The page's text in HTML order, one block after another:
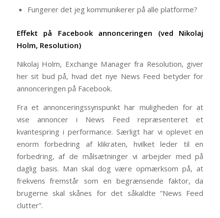
Fungerer det jeg kommunikerer på alle platforme?
Effekt på Facebook annonceringen (ved Nikolaj
Holm, Resolution)
Nikolaj Holm, Exchange Manager fra Resolution, giver
her sit bud på, hvad det nye News Feed betyder for
annonceringen på Facebook.
Fra et annonceringssynspunkt har muligheden for at
vise annoncer i News Feed repræsenteret et
kvantespring i performance. Særligt har vi oplevet en
enorm forbedring af klikraten, hvilket leder til en
forbedring, af de målsætninger vi arbejder med på
daglig basis. Man skal dog være opmærksom på, at
frekvens fremstår som en begrænsende faktor, da
brugerne skal skånes for det såkaldte ”News Feed
clutter”.